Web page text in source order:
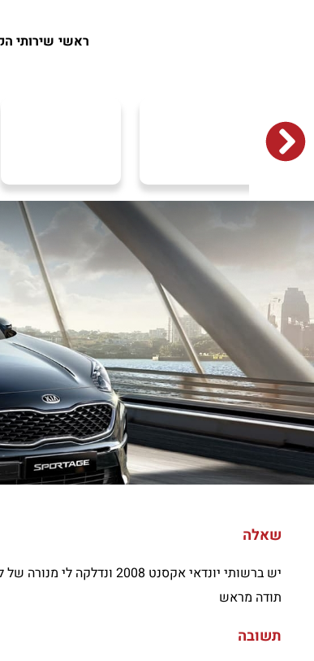
ראשי שירותי
שאלה
יש ברשותי יונדאי אקסנט 2008 ונדלקה לי מנורה של לחץ שמן בצבע כחול מה פירוש הדבר?
תודה מראש
תשובה